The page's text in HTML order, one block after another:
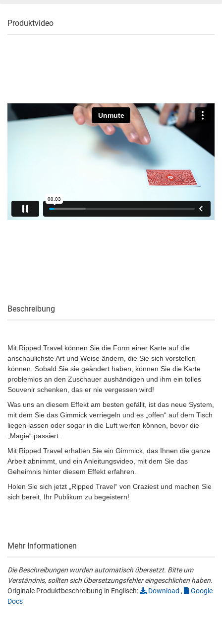
Produktvideo
Beschreibung
Mit Ripped Travel können Sie die Form einer Karte auf die
anschaulichste Art und Weise ändern, die Sie sich vorstellen
können. Sobald Sie sie geändert haben, können Sie die Karte
problemlos an den Zuschauer aushändigen und ihm ein tolles
Souvenir schenken, das er nie vergessen wird!
Was uns an diesem Effekt am besten gefällt, ist das neue System,
mit dem Sie das Gimmick verriegeln und es „offen“ auf dem Tisch
liegen lassen oder sogar in die Luft werfen können, bevor die
„Magie“ passiert.
Mit Ripped Travel erhalten Sie ein Gimmick, das Ihnen die ganze
Arbeit abnimmt, und ein Anleitungsvideo, mit dem Sie das
Geheimnis hinter diesem Effekt erfahren.
Holen Sie sich jetzt „Ripped Travel“ von Craziest und machen Sie
sich bereit, Ihr Publikum zu begeistern!
Mehr Informationen
Die Beschreibungen wurden automatisch übersetzt. Bitte um
Verständnis, sollten sich Übersetzungsfehler eingeschlichen haben.
Originale Produktbeschreibung in Englisch:
Download ,
Google
Docs